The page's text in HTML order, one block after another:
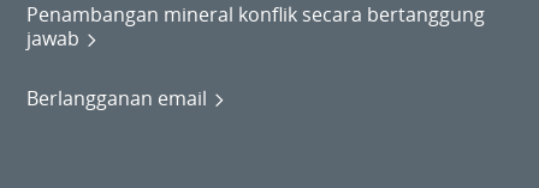
Penambangan mineral konflik secara bertanggung
jawab
Berlangganan email